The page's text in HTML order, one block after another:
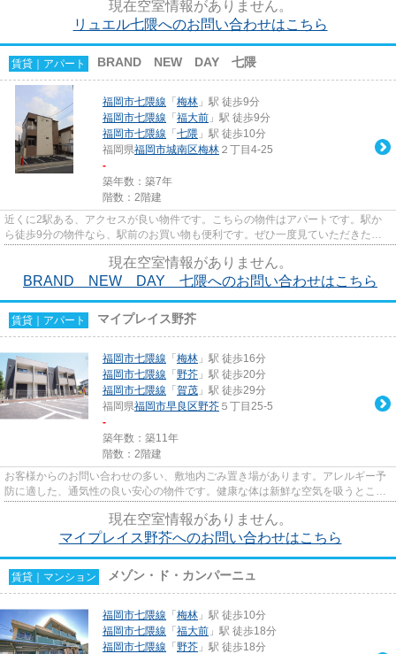
現在空室情報がありません。
リュエル七隈へのお問い合わせはこちら
賃貸｜アパート BRAND NEW DAY 七隈
福岡市七隈線 「 梅林 」駅 徒歩9分
福岡市七隈線 「 福大前 」駅 徒歩9分
福岡市七隈線 「 七隈 」駅 徒歩10分
福岡県福岡市城南区梅林 ２丁目4-25
-
築年数：築7年
階数：2階建
近くに2駅ある、アクセスが良い物件です。こちらの物件はアパートです。駅か
ら徒歩9分の物件なら、駅前のお買い物も便利です。ぜひ一度見ていただきた
現在空室情報がありません。
BRAND NEW DAY 七隈へのお問い合わせはこちら
賃貸｜アパート マイプレイス野芥
福岡市七隈線 「 梅林 」駅 徒歩16分
福岡市七隈線 「 野芥 」駅 徒歩20分
福岡市七隈線 「 賀茂 」駅 徒歩29分
福岡県福岡市早良区野芥 ５丁目25-5
-
築年数：築11年
階数：2階建
お客様からのお問い合わせの多い、敷地内ごみ置き場があります。アレルギー予
防に適した、通気性の良い安心の物件です。健康な体は新鮮な空気を吸うところ
現在空室情報がありません。
マイプレイス野芥へのお問い合わせはこちら
賃貸｜マンション メゾン・ド・カンパーニュ
福岡市七隈線 「 梅林 」駅 徒歩10分
福岡市七隈線 「 福大前 」駅 徒歩18分
福岡市七隈線 「 野芥 」駅 徒歩18分